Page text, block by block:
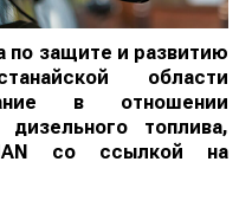
по защите и развитию
области
в отношении
дизельного топлива,
со ссылкой на